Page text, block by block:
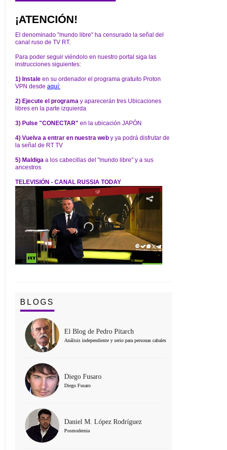
¡ATENCIÓN!
El denominado "mundo libre" ha censurado la señal del
canal ruso de TV RT.
Para poder seguir viéndolo en nuestro portal siga las
instrucciones siguientes:
1) Instale en su ordenador el programa gratuito Proton
VPN desde aquí:
2) Ejecute el programa y aparecerán tres Ubicaciones
libres en la parte izquierda
3) Pulse "CONECTAR" en la ubicación JAPÓN
4) Vuelva a entrar en nuestra web y ya podrá disfrutar de
la señal de RT TV
5) Maldiga a los cabecillas del "mundo libre" y a sus
ancestros
TELEVISIÓN - CANAL RUSSIA TODAY
BLOGS
El Blog de Pedro Pitarch
Análisis independiente y serio para personas cabales
Diego Fusaro
Diego Fusaro
Daniel M. López Rodríguez
Posmodernia